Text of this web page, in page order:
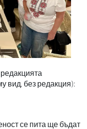
вид, без редакция):
се пита ще бъдат